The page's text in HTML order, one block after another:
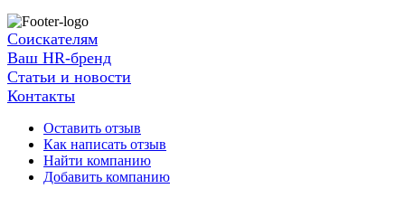
Соискателям
Ваш HR-бренд
Статьи и новости
Контакты
Оставить отзыв
Как написать отзыв
Найти компанию
Добавить компанию